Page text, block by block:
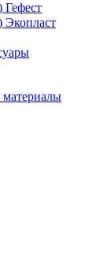
Гефест
Экопласт